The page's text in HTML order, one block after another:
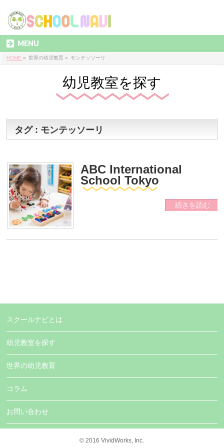
MENU
HOME » 世界の幼児教育 » モンテッソーリ
幼児教室を探す
タグ : モンテッソーリ
ABC International
School Tokyo
続きを読む
スクールナビとは
幼児教室を探す
世界の幼児教育
コラム
お問い合わせ
© 2016VividWorks, Inc.